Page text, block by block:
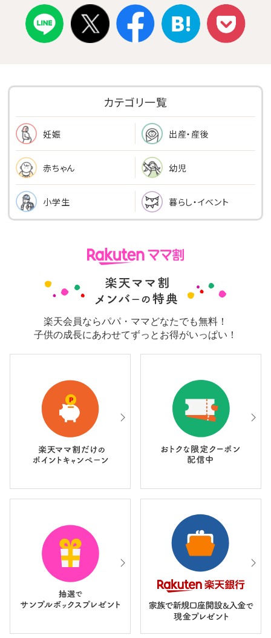
カテゴリ一覧
妊娠 出産・産後
赤ちゃん 幼児
小学生 暮らし・イベント
楽天会員ならパパ・ママどなたでも無料！
子供の成長にあわせてずっとお得がいっぱい！